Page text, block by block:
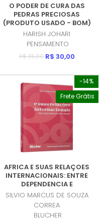
O PODER DE CURA DAS
PEDRAS PRECIOSAS
(PRODUTO USADO - BOM)
HARISH JOHARI
PENSAMENTO
R$ 35,00 R$ 30,00
-14%
Frete Grátis
AFRICA E SUAS RELAÇOES
INTERNACIONAIS: ENTRE
DEPENDENCIA E
DESCONEXAO (PRODUTO
NOVO)
SILVIO MARCUS DE SOUZA
CORREA
BLUCHER